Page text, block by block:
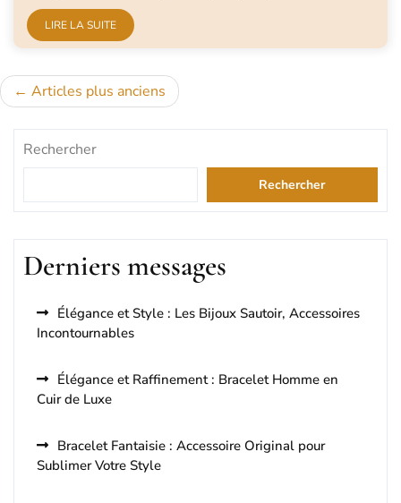
LIRE LA SUITE
Navigation
des
articles
Articles plus anciens
Rechercher
Rechercher
Derniers messages
Élégance et Style : Les Bijoux Sautoir, Accessoires
Incontournables
Élégance et Raffinement : Bracelet Homme en
Cuir de Luxe
Bracelet Fantaisie : Accessoire Original pour
Sublimer Votre Style